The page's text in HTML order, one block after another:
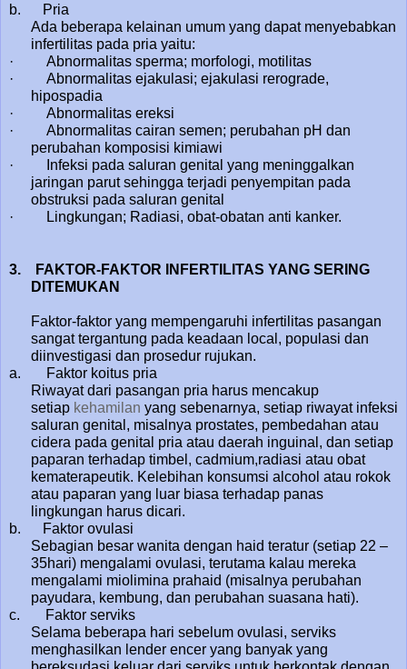
b. Pria
Ada beberapa kelainan umum yang dapat menyebabkan
infertilitas pada pria yaitu:
· Abnormalitas sperma; morfologi, motilitas
· Abnormalitas ejakulasi; ejakulasi rerograde,
hipospadia
· Abnormalitas ereksi
· Abnormalitas cairan semen; perubahan pH dan
perubahan komposisi kimiawi
· Infeksi pada saluran genital yang meninggalkan
jaringan parut sehingga terjadi penyempitan pada
obstruksi pada saluran genital
· Lingkungan; Radiasi, obat-obatan anti kanker.
3.
FAKTOR-FAKTOR INFERTILITAS YANG SERING
DITEMUKAN
Faktor-faktor yang mempengaruhi infertilitas pasangan
sangat tergantung pada keadaan local, populasi dan
diinvestigasi dan prosedur rujukan.
a. Faktor koitus pria
Riwayat dari pasangan pria harus mencakup
setiap kehamilan yang sebenarnya, setiap riwayat infeksi
saluran genital, misalnya prostates, pembedahan atau
cidera pada genital pria atau daerah inguinal, dan setiap
paparan terhadap timbel, cadmium,radiasi atau obat
kematerapeutik. Kelebihan konsumsi alcohol atau rokok
atau paparan yang luar biasa terhadap panas
lingkungan harus dicari.
b. Faktor ovulasi
Sebagian besar wanita dengan haid teratur (setiap 22 –
35hari) mengalami ovulasi, terutama kalau mereka
mengalami miolimina prahaid (misalnya perubahan
payudara, kembung, dan perubahan suasana hati).
c. Faktor serviks
Selama beberapa hari sebelum ovulasi, serviks
menghasilkan lender encer yang banyak yang